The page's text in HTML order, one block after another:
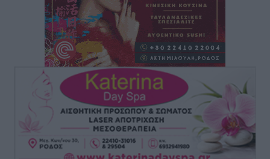
Πολιτιστικά• πριν 13 ώρες
Έκτακτη συνεδρίαση της Δημοτικής Επιτροπής Ρόδου
αύριο Παρασκευή 7 Αυγούστου
Τοπικές Ειδήσεις• πριν 13 ώρες
ΑΕΡΑ: Δεν σταματάει να ενισχύεται, νέο απόκτημα ο
Μητρόπουλος
Αθλητικά πριν 14 ώρες